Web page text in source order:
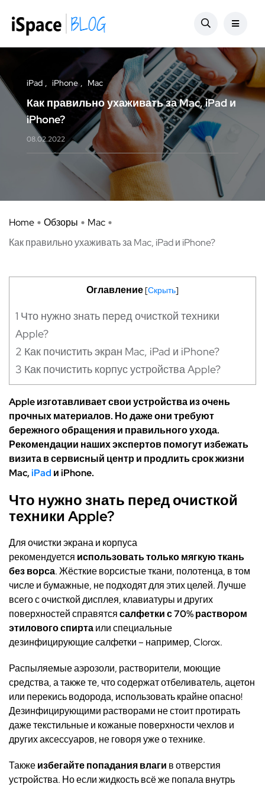
iPad iPhone Mac
Как правильно ухаживать за Mac, iPad и
iPhone?
08.02.2022
Home Обзоры
Mac
Как правильно ухаживать за Mac, iPad и iPhone?
Оглавление[Скрыть]
1 Что нужно знать перед очисткой техники
Apple?
2 Как почистить экран Mac, iPad и iPhone?
3 Как почистить корпус устройства Apple?
Apple изготавливает свои устройства из очень
прочных материалов. Но даже они требуют
бережного обращения и правильного ухода.
Рекомендации наших экспертов помогут избежать
визита в сервисный центр и продлить срок жизни
Mac,iPad и iPhone.
Что нужно знать перед очисткой
техники Apple?
Для очистки экрана и корпуса
рекомендуется использовать только мягкую ткань
без ворса. Жёсткие ворсистые ткани, полотенца, в том
числе и бумажные, не подходят для этих целей. Лучше
всего с очисткой дисплея, клавиатуры и других
поверхностей справятсясалфетки с 70% раствором
этилового спиртаили специальные
дезинфицирующие салфетки – например, Clorox.
Распыляемые аэрозоли, растворители, моющие
средства, а также те, что содержат отбеливатель, ацетон
или перекись водорода, использовать крайне опасно!
Дезинфицирующими растворами не стоит протирать
даже текстильные и кожаные поверхности чехлов и
других аксессуаров, не говоря уже о технике.
Такжеизбегайте попадания влаги в отверстия
устройства. Но если жидкость всё же попала внутрь